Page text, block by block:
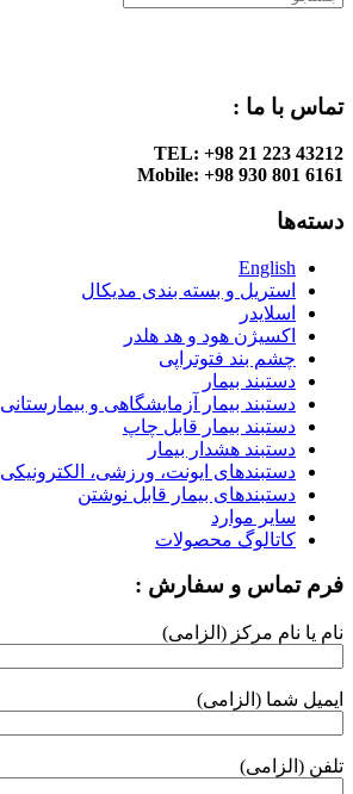
تماس با ما :
TEL: +98 21 223 43212
Mobile: +98 930 801 6161
دسته‌ها
English
استریل و بسته بندی مدیکال
اسلایدر
اکسیژن هود و هد هلدر
چشم بند فتوتراپی
دستبند بیمار
دستبند بیمار آزمایشگاهی و بیمارستانی
دستبند بیمار قابل چاپ
دستبند هشدار بیمار
دستبندهای ایونت، ورزشی، الکترونیکی
دستبندهای بیمار قابل نوشتن
سایر موارد
کاتالوگ محصولات
فرم تماس و سفارش :
نام یا نام مرکز (الزامی)
ایمیل شما (الزامی)
تلفن (الزامی)